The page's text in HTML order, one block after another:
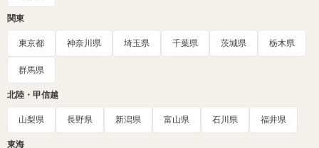
関東
東京都 神奈川県 埼玉県 千葉県 茨城県 栃木県
群馬県
北陸・甲信越
山梨県 長野県 新潟県 富山県 石川県 福井県
東海